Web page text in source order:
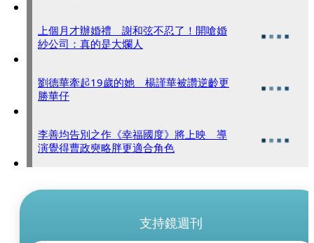
上個月才辦婚禮 謝和弦不忍了！開嗆婚
紗公司：真的是大爛人
劉德華牽起19歲的她 楊謹華被讚逆齡更
勝華仔
李善均告別之作《幸福國度》將上映 導
演覺得曹政奭略胖更適合角色
支持鏡週刊